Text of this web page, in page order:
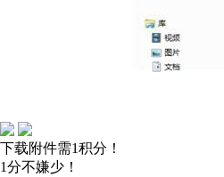
下载附件需1积分！
1分不嫌少！